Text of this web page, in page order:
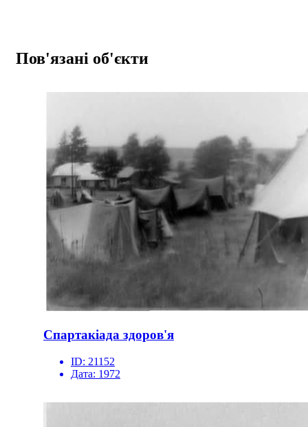
Пов'язані об'єкти
Спартакіада здоров'я
ID: 21152
Дата: 1972